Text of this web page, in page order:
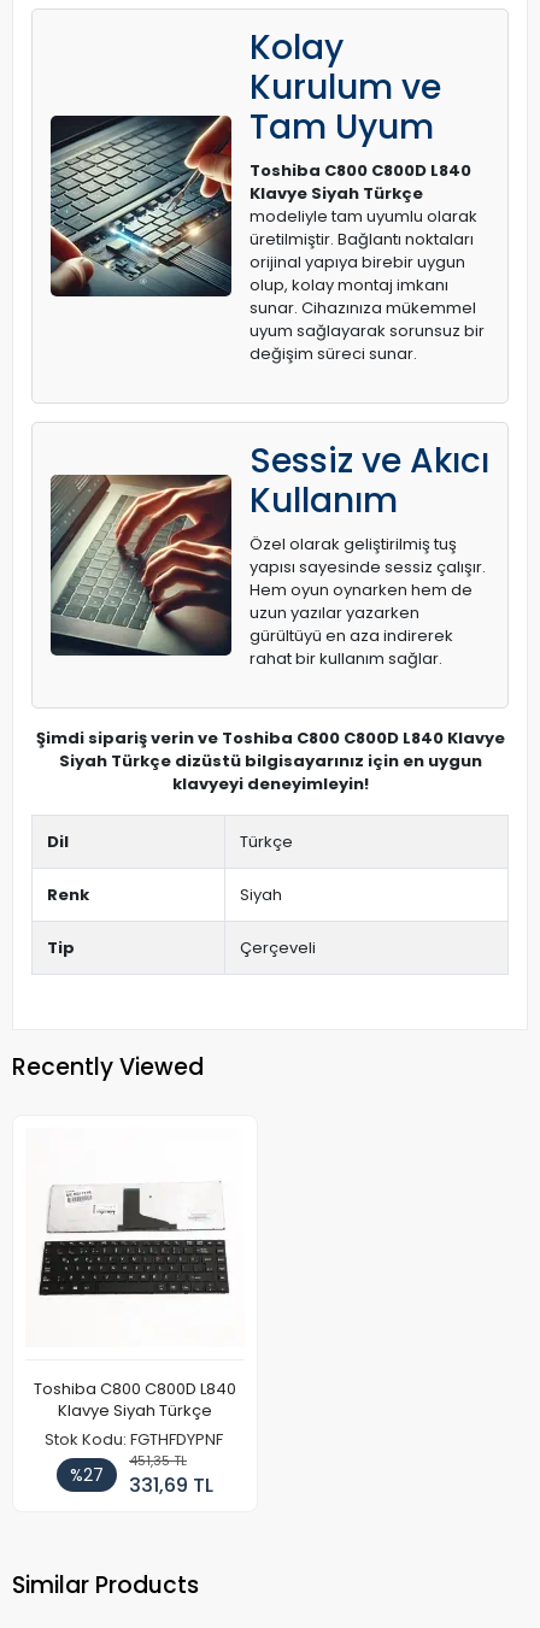
Kolay
Kurulum ve
Tam Uyum
Toshiba C800 C800D L840
Klavye Siyah Türkçe
modeliyle tam uyumlu olarak
üretilmiştir. Bağlantı noktaları
orijinal yapıya birebir uygun
olup, kolay montaj imkanı
sunar. Cihazınıza mükemmel
uyum sağlayarak sorunsuz bir
değişim süreci sunar.
Sessiz ve Akıcı
Kullanım
Özel olarak geliştirilmiş tuş
yapısı sayesinde sessiz çalışır.
Hem oyun oynarken hem de
uzun yazılar yazarken
gürültüyü en aza indirerek
rahat bir kullanım sağlar.
Şimdi sipariş verin ve Toshiba C800 C800D L840 Klavye
Siyah Türkçe dizüstü bilgisayarınız için en uygun
klavyeyi deneyimleyin!
Dil Türkçe
Renk Siyah
Tip Çerçeveli
Recently Viewed
Toshiba C800 C800D L840
Klavye Siyah Türkçe
Stok Kodu: FGTHFDYPNF
%27
451,35 TL
331,69 TL
Similar Products